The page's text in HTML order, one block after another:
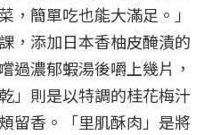
，簡單吃也能大滿足。」
，添加日本香柚皮醃漬的
過濃郁蝦湯後嚼上幾片，
」則是以特調的桂花梅汁
留香。「里肌酥肉」是將